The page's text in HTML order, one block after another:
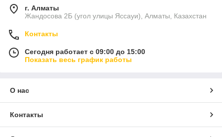
г. Алматы
Жандосова 2Б (угол улицы Яссауи), Алматы, Казахстан
Контакты
Сегодня работает с 09:00 до 15:00
Показать весь график работы
О нас
Контакты